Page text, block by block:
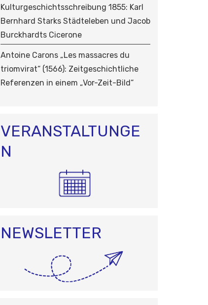
Kulturgeschichtsschreibung 1855: Karl
Bernhard Starks Städteleben und Jacob
Burckhardts Cicerone
Antoine Carons „Les massacres du
triomvirat“ (1566): Zeitgeschichtliche
Referenzen in einem „Vor-Zeit-Bild“
VERANSTALTUNGE
N
NEWSLETTER